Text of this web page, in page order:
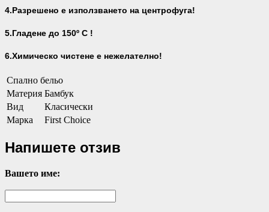
4.Разрешено е използването на центрофуга!
5.Гладене до 150º С !
6.Химическо чистене е нежелателно!
Спално бельо
Материя Бамбук
Вид
Класически
Марка
First Choice
Напишете отзив
Вашето име: